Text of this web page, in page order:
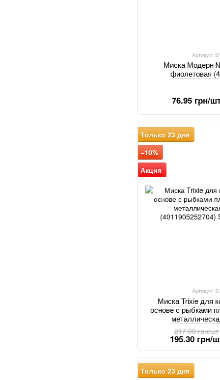
Артикул:
Миска Модерн
фиолетовая
76.95 грн/
Только 23 дня
−10%
Акция
Артикул:
Миска Trixie для
основе с рыбками
217.00 грн/шт
195.30 грн/
Только 23 дня